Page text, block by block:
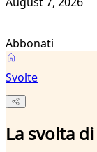
Abbonati
Svolte
La svolta